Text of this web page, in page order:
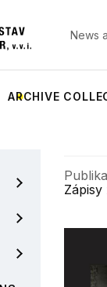
News
ARCHIVE